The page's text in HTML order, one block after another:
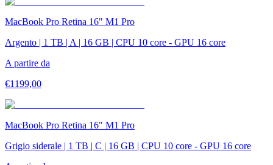
MacBook Pro Retina 16" M1 Pro
Argento | 1 TB | A | 16 GB | CPU 10 core - GPU 16 core
A partire da
€1199,00
MacBook Pro Retina 16" M1 Pro
Grigio siderale | 1 TB | C | 16 GB | CPU 10 core - GPU 16 core